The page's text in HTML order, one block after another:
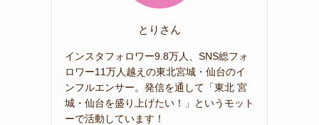
とりさん
インスタフォロワー9.8万人、SNS総フォ
ロワー11万人越えの東北宮城・仙台のイ
ンフルエンサー。発信を通して「東北 宮
城・仙台を盛り上げたい！」というモット
ーで活動しています！